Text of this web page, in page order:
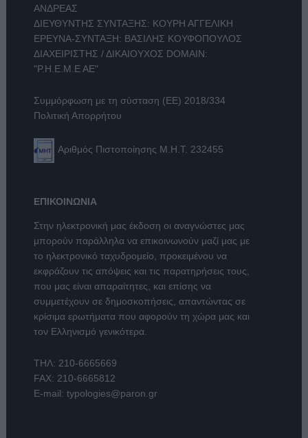
ΑΝΔΡΕΑΣ
ΔΙΕΥΘΥΝΤΗΣ ΣΥΝΤΑΞΗΣ: ΚΟΥΡΗ ΑΓΓΕΛΙΚΗ
ΕΡΕΥΝΑ-ΣΥΝΤΑΞΗ: ΒΑΣΙΛΗΣ ΚΟΥΦΟΠΟΥΛΟΣ
ΔΙΑΧΕΙΡΙΣΤΗΣ / ΔΙΚΑΙΟΥΧΟΣ DOMAIN:
"Ρ.Η.Ε.Μ.Ε ΑΕ"
Συμμόρφωση με τη σύσταση (ΕΕ) 2018/334
Πολιτική Απορρήτου
Αριθμός Πιστοποίησης Μ.Η.Τ. 232455
ΕΠΙΚΟΙΝΩΝΙΑ
Στην ηλεκτρονική μας έκδοση οι αναγνώστες μας
μπορούν παράλληλα να επικοινωνούν μαζί μας με
το ηλεκτρονικό ταχυδρομείο, προκειμένου να
εκφράζουν τις απόψεις και τις παρατηρήσεις τους,
που μας είναι απαραίτητες, και επίσης να
συμμετέχουν σε δημοσκοπήσεις, απαντώντας σε
κρίσιμα ερωτήματα που αφορούν τη χώρα μας και
τον Ελληνισμό γενικότερα.
ΤΗΛ: 210-6665669
FAX: 210-6665812
E-mail: typologies@paron.gr